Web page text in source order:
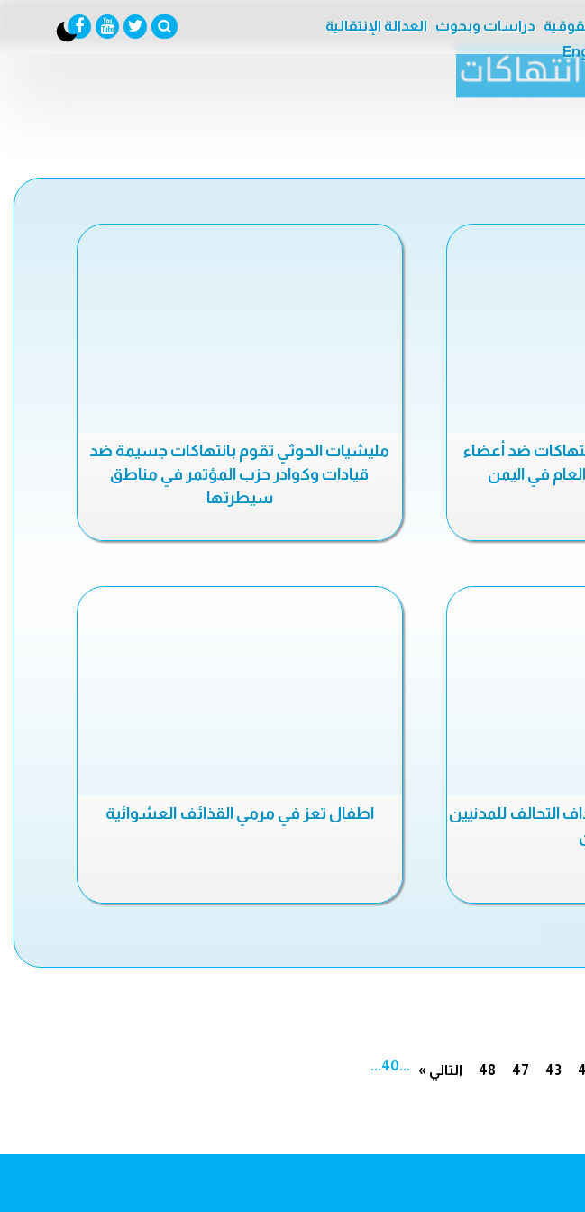
دراسات وبحوث
العدالة الإنتقالية
ضد أعضاء
في اليمن
مليشيات الحوثي تقوم بانتهاكات جسيمة ضد
قيادات وكوادر حزب المؤتمر في مناطق
سيطرتها
التحالف للمدنيين
اطفال تعز في مرمي القذائف العشوائية
...
40 43
... 47
48 التالي »